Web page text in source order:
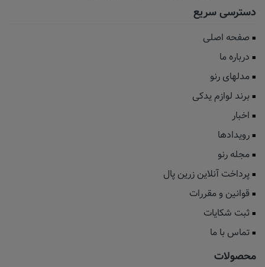
دسترسی سریع
صفحه اصلی
درباره ما
مدلهای رنو
برند لوازم یدکی
اخبار
رویدادها
مجله رنو
پرداخت آنلاین زرین پال
قوانین و مقررات
ثبت شکایات
تماس با ما
محصولات